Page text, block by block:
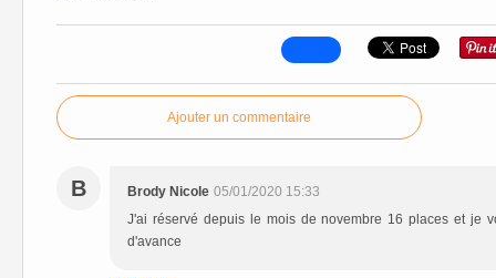
Ajouter un commentaire
B Brody Nicole 05/01/2020 15:33
J'ai réservé depuis le mois de novembre 16 places et je
d'avance